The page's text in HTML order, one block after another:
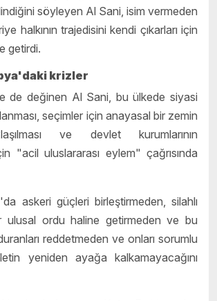
söyleyen Al Sani, isim vermeden
halkının trajedisini kendi çıkarları için
getirdi.
krizler
de değinen Al Sani, bu ülkede siyasi
seçimler için anayasal bir zemin
ve devlet kurumlarının
"acil uluslararası eylem" çağrısında
askeri güçleri birleştirmeden, silahlı
ulusal ordu haline getirmeden ve bu
reddetmeden ve onları sorumlu
yeniden ayağa kalkamayacağını